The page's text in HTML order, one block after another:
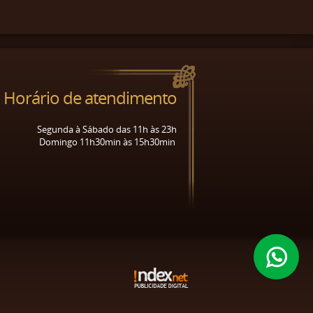
Horário de atendimento
Segunda à Sábado das 11h às 23h
Domingo 11h30min às 15h30min